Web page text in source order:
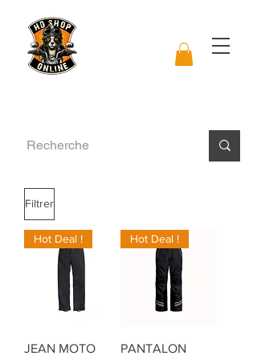
Filtrer
Hot Deal !
JEAN MOTO
Hot Deal !
PANTALON